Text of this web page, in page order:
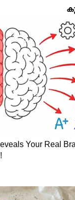
വച്ച്